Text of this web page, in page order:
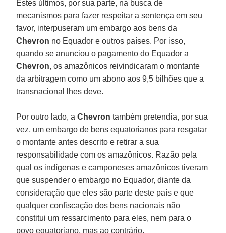
Estes últimos, por sua parte, na busca de
mecanismos para fazer respeitar a sentença em seu
favor, interpuseram um embargo aos bens da
Chevron no Equador e outros países. Por isso,
quando se anunciou o pagamento do Equador a
Chevron, os amazônicos reivindicaram o montante
da arbitragem como um abono aos 9,5 bilhões que a
transnacional lhes deve.
Por outro lado, aChevron também pretendia, por sua
vez, um embargo de bens equatorianos para resgatar
o montante antes descrito e retirar a sua
responsabilidade com os amazônicos. Razão pela
qual os indígenas e camponeses amazônicos tiveram
que suspender o embargo no Equador, diante da
consideração que eles são parte deste país e que
qualquer confiscação dos bens nacionais não
constitui um ressarcimento para eles, nem para o
povo equatoriano, mas ao contrário.